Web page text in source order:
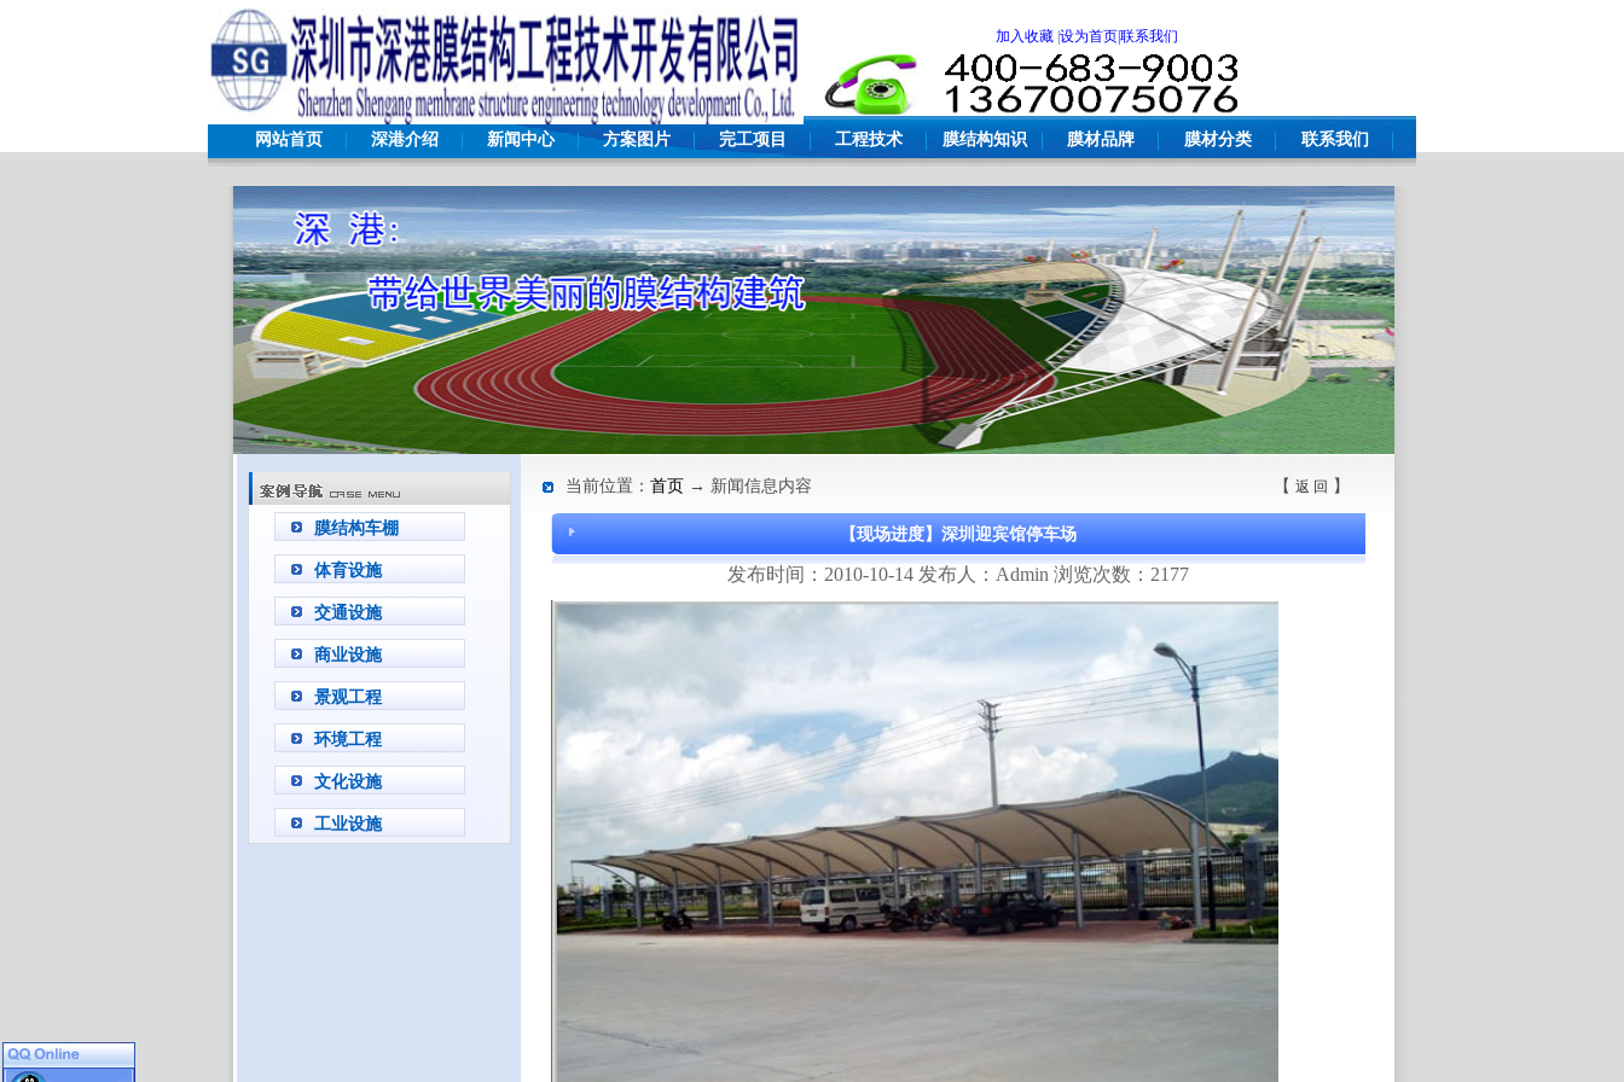
加入收藏 设为首页|联系我们
网站首页 深港介绍 新闻中心 方案图片 完工项目 工程技术 膜结构知识 膜材品牌 膜材分类 联系我们
膜结构车棚
体育设施
交通设施
商业设施
景观工程
环境工程
文化设施
工业设施
当前位置： 首页 → 新闻信息内容 【 返 回 】
【现场进度】深圳迎宾馆停车场
发布时间：2010-10-14 发布人：Admin 浏览次数：2177